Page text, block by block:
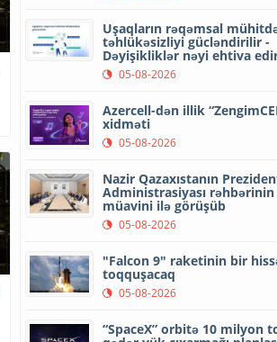
Uşaqların rəqəmsal
təhlükəsizliyi gücləndirilir -
Dəyişikliklər nəyi ehtiva
05-08-2026
Azercell-dən illik
xidməti
05-08-2026
Nazir Qazaxıstanın
Administrasiyası rəhbərinin
müavini ilə görüşüb
05-08-2026
"Falcon 9" raketinin bir
toqquşacaq
05-08-2026
“SpaceX” orbitə 10 milyon